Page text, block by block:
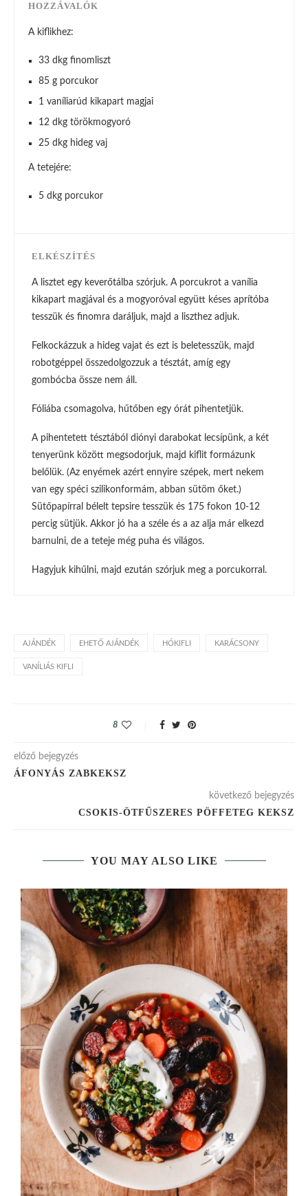
HOZZÁVALÓK
A kiflikhez:
33 dkg finomliszt
85 g porcukor
1 vaníliarúd kikapart magjai
12 dkg törökmogyoró
25 dkg hideg vaj
A tetejére:
5 dkg porcukor
ELKÉSZÍTÉS
A lisztet egy keverőtálba szórjuk. A porcukrot a vanília
kikapart magjával és a mogyoróval együtt késes aprítóba
tesszük és finomra daráljuk, majd a liszthez adjuk.
Felkockázzuk a hideg vajat és ezt is beletesszük, majd
robotgéppel összedolgozzuk a tésztát, amíg egy
gombócba össze nem áll.
Fóliába csomagolva, hűtőben egy órát pihentetjük.
A pihentetett tésztából diónyi darabokat lecsípünk, a két
tenyerünk között megsodorjuk, majd kiflit formázunk
belőlük. (Az enyémek azért ennyire szépek, mert nekem
van egy spéci szilikonformám, abban sütöm őket.)
Sütőpapírral bélelt tepsire tesszük és 175 fokon 10-12
percig sütjük. Akkor jó ha a széle és a az alja már elkezd
barnulni, de a teteje még puha és világos.
Hagyjuk kihűlni, majd ezután szórjuk meg a porcukorral.
AJÁNDÉK EHETŐ AJÁNDÉK HÓKIFLI KARÁCSONY
VANÍLIÁS KIFLI
8
előző bejegyzés
ÁFONYÁS ZABKEKSZ
következő bejegyzés
CSOKIS-ÖTFŰSZERES PÖFFETEG KEKSZ
YOU MAY ALSO LIKE